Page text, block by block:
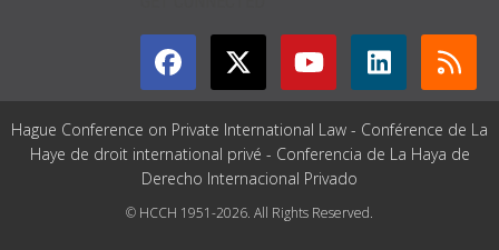
Hague Conference on Private International Law - Conférence de La
Haye de droit international privé - Conferencia de La Haya de
Derecho Internacional Privado
© HCCH 1951-2026. All Rights Reserved.